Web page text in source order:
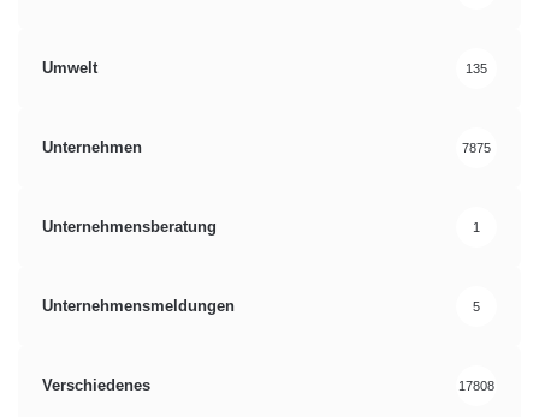
Umwelt 135
Unternehmen 7875
Unternehmensberatung 1
Unternehmensmeldungen 5
Verschiedenes 17808